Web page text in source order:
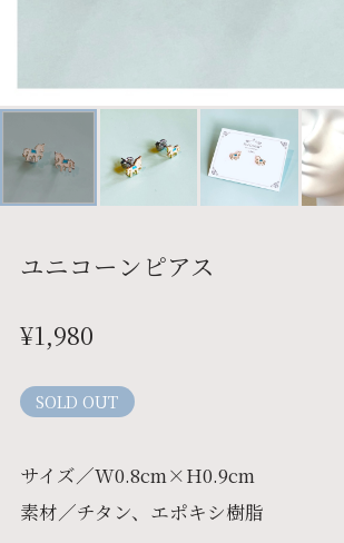
ユニコーンピアス
¥1,980
SOLD OUT
サイズ／W0.8cm×H0.9cm
素材／チタン、エポキシ樹脂